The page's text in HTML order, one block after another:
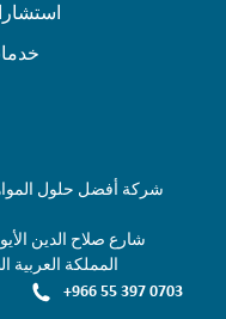
شارع صلاح الدين
المملكة العربية
+966 55 397 0703